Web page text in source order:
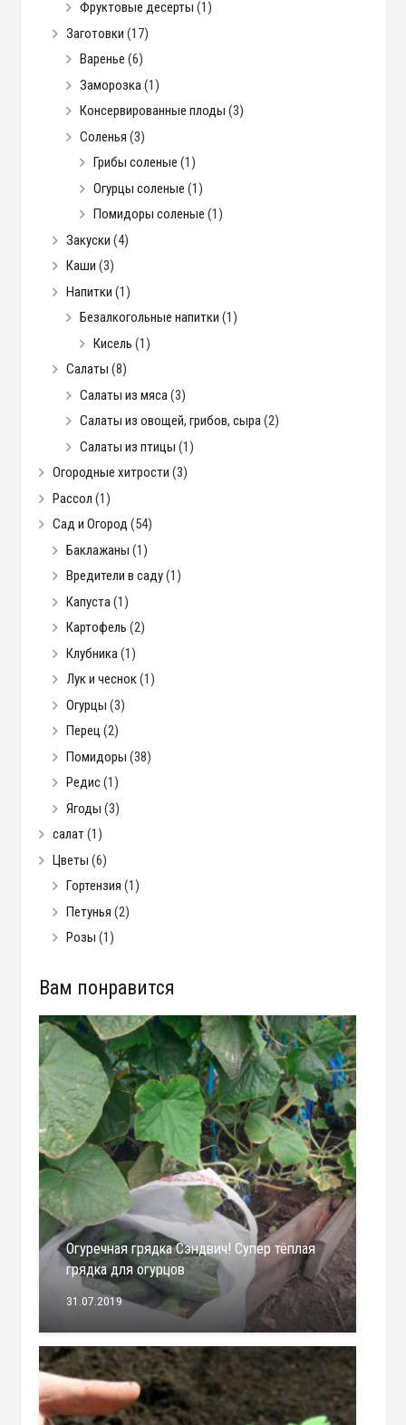
Фруктовые десерты (1)
Заготовки (17)
Варенье (6)
Заморозка(1)
Консервированные плоды (3)
Соленья (3)
Грибы соленые (1)
Огурцы соленые (1)
Помидоры соленые (1)
Закуски (4)
Каши (3)
Напитки (1)
Безалкогольные напитки (1)
Кисель (1)
Салаты (8)
Салаты из мяса(3)
Салаты из овощей, грибов, сыра(2)
Салаты из птицы (1)
Огородные хитрости (3)
Рассол (1)
Сад и Огород (54)
Баклажаны (1)
Вредители в саду(1)
Капуста(1)
Картофель (2)
Клубника(1)
Лук и чеснок(1)
Огурцы (3)
Перец (2)
Помидоры (38)
Редис(1)
Ягоды (3)
салат(1)
Цветы (6)
Гортензия (1)
Петунья (2)
Розы (1)
Вам понравится
Огуречная грядка Сэндвич! Супер тёплая
грядка для огурцов
31.07.2019